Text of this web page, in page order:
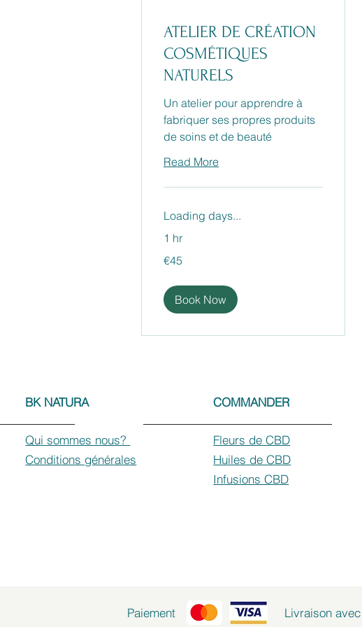
ATELIER DE CRÉATION
COSMÉTIQUES
NATURELS
Un atelier pour apprendre à
fabriquer ses propres produits
de soins et de beauté
Read More
Loading days...
1 hr
euros
€45
Book Now
BK NATURA
Qui sommes nous?
Conditions générales
COMMANDER
Fleurs de CBD
Huiles de CBD
Infusions CBD
Paiement Livraison avec